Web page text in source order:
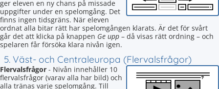
ger eleven en ny chans på missade
uppgifter under en spelomgång. Det
finns ingen tidsgräns. När eleven
ordnat alla bitar rätt har spelomgången klarats. Är det för svårt
går det att klicka på knappen Ge upp – då visas rätt ordning – och
spelaren får försöka klara nivån igen.
5. Väst- och Centraleuropa (Flervalsfrågor)
Flervalsfrågor - Nivån innehåller 10
flervalsfrågor (varav alla har bild) och
alla tränas varje spelomgång. Till